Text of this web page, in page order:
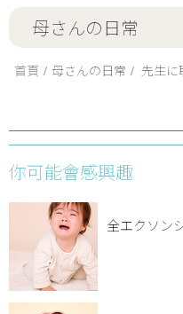
母さんの日常
首頁 母さんの日常 先生に
你可能會感興趣
全エクソン